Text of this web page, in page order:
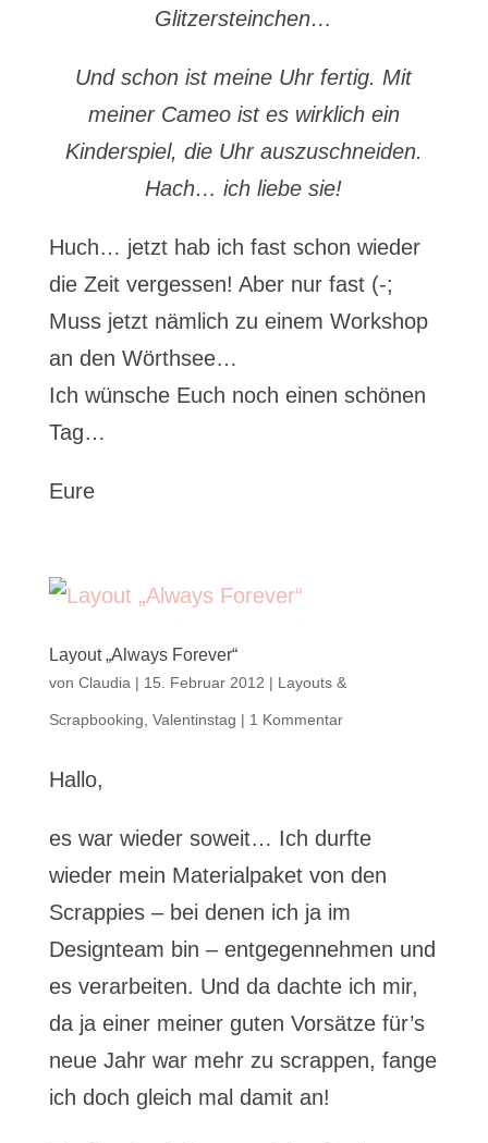
Glitzersteinchen…
Und schon ist meine Uhr fertig. Mit
meiner Cameo ist es wirklich ein
Kinderspiel, die Uhr auszuschneiden.
Hach… ich liebe sie!
Huch… jetzt hab ich fast schon wieder
die Zeit vergessen! Aber nur fast (-;
Muss jetzt nämlich zu einem Workshop
an den Wörthsee…
Ich wünsche Euch noch einen schönen
Tag…
Eure
Layout „Always Forever“
von Claudia | 15. Februar 2012 | Layouts &
Scrapbooking Valentinstag | 1 Kommentar
Hallo,
es war wieder soweit… Ich durfte
wieder mein Materialpaket von den
Scrappies – bei denen ich ja im
Designteam bin – entgegennehmen und
es verarbeiten. Und da dachte ich mir,
da ja einer meiner guten Vorsätze für’s
neue Jahr war mehr zu scrappen, fange
ich doch gleich mal damit an!